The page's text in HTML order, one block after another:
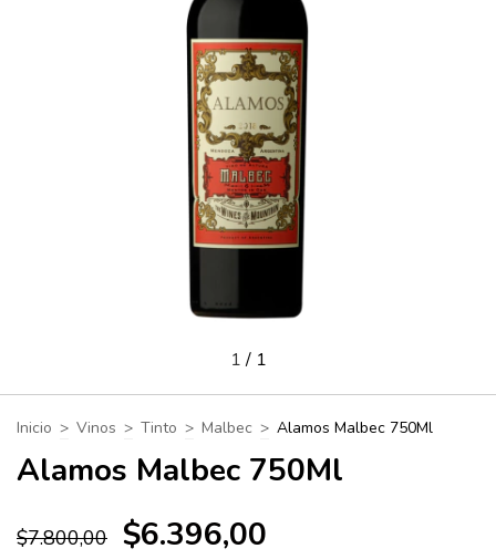
1/ 1
Inicio > Vinos > Tinto > Malbec > Alamos Malbec 750Ml
Alamos Malbec 750Ml
$7.800,00 $6.396,00